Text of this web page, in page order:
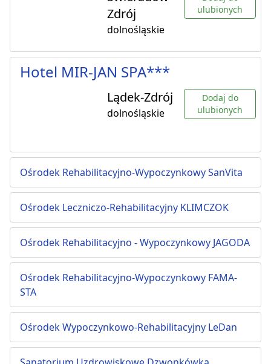
Zdrój
dolnośląskie
ulubionych
Hotel MIR-JAN SPA***
Lądek-Zdrój
dolnośląskie
Dodaj do
ulubionych
Ośrodek Rehabilitacyjno-Wypoczynkowy SanVita
Ośrodek Leczniczo-Rehabilitacyjny KLIMCZOK
Ośrodek Rehabilitacyjno - Wypoczynkowy JAGODA
Ośrodek Rehabilitacyjno-Wypoczynkowy FAMA-
STA
Ośrodek Wypoczynkowo-Rehabilitacyjny LeDan